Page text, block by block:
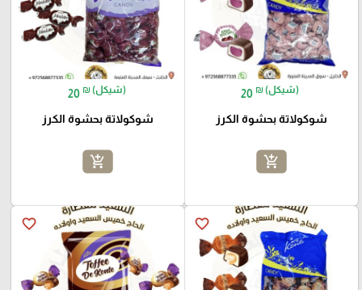
20 ₪ (شيكل)
شوكولاتة بحشوة الكرز
add_shopping_cart
20 ₪ (شيكل)
شوكولاتة بحشوة الكرز
add_shopping_cart
favorite_border
favorite_border